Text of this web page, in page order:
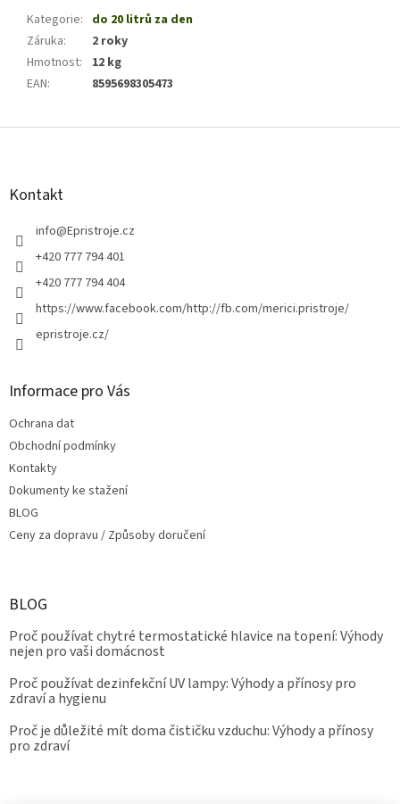
Kategorie: do 20 litrů za den
Záruka:
2 roky
Hmotnost:
12 kg
EAN: 8595698305473
Z
Kontakt
info@Epristroje.cz
+420 777 794 401
+420 777 794 404
https://www.facebook.com/http://fb.com/merici.pristroje/
epristroje.cz/
Informace pro Vás
Ochrana dat
Obchodní podmínky
Kontakty
Dokumenty ke stažení
BLOG
Ceny za dopravu / Způsoby doručení
BLOG
Proč používat chytré termostatické hlavice na topení: Výhody
nejen pro vaši domácnost
Proč používat dezinfekční UV lampy: Výhody a přínosy pro
zdraví a hygienu
Proč je důležité mít doma čističku vzduchu: Výhody a přínosy
pro zdraví